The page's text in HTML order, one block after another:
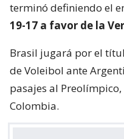
terminó definiendo el
19-17 a favor de la
Brasil jugará por el
de Voleibol ante
pasajes al
Colombia.